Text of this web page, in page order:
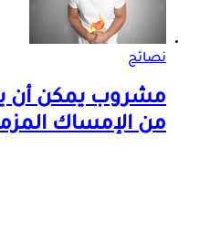
نصائح
مشروب يمكن أن
من الإمساك